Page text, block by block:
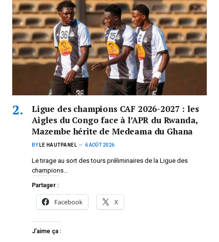
Ligue des champions CAF 2026-2027 : les
Aigles du Congo face à l’APR du Rwanda,
Mazembe hérite de Medeama du Ghana
BY LE HAUTPANEL 6 AOÛT 2026
Le tirage au sort des tours préliminaires de la Ligue des
champions…
Partager :
Facebook X
J’aime ça :